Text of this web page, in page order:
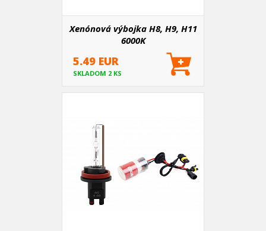
Xenónová výbojka H8, H9, H11
6000K
5.49 EUR
SKLADOM 2 KS